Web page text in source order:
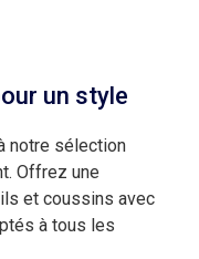
un style
notre sélection
Offrez une
et coussins avec
à tous les